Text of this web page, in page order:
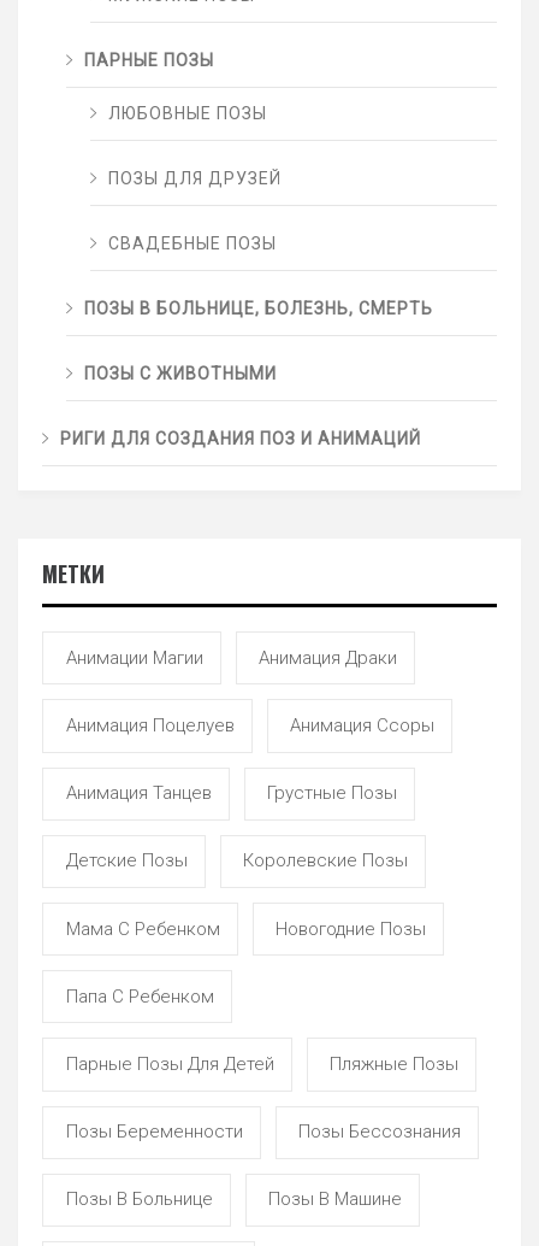
ПАРНЫЕ ПОЗЫ
ЛЮБОВНЫЕ ПОЗЫ
ПОЗЫ ДЛЯ ДРУЗЕЙ
СВАДЕБНЫЕ ПОЗЫ
ПОЗЫ В БОЛЬНИЦЕ, БОЛЕЗНЬ, СМЕРТЬ
ПОЗЫ С ЖИВОТНЫМИ
РИГИ ДЛЯ СОЗДАНИЯ ПОЗ И АНИМАЦИЙ
МЕТКИ
Анимации Магии Анимация Драки
Анимация Поцелуев Анимация Ссоры
Анимация Танцев Грустные Позы
Детские Позы Королевские Позы
Мама С Ребенком Новогодние Позы
Папа С Ребенком
Парные Позы Для Детей Пляжные Позы
Позы Беременности Позы Бессознания
Позы В Больнице Позы В Машине